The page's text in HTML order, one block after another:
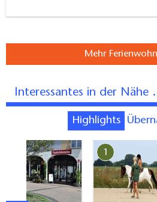
Mehr
Interessantes in der Nähe
Highlights
1